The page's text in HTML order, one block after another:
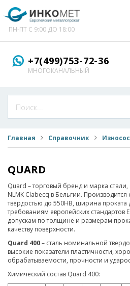
ПН-ПТ С 9:00 ДО 18:00
+7(499)753-72-36
МНОГОКАНАЛЬНЫЙ
Главная Справочник
QUARD
Quard – торговый бренд и марка
NLMK Clabecq в Бельгии.
твердостью до 550HB, ширина проката
требованиям европейских стандартов
допускам по толщине и размерам
качеству поверхности.
Quard 400– сталь номинальной
высокие показатели пластичности,
обрабатываемости, прочности и
Химический состав Quard 400: